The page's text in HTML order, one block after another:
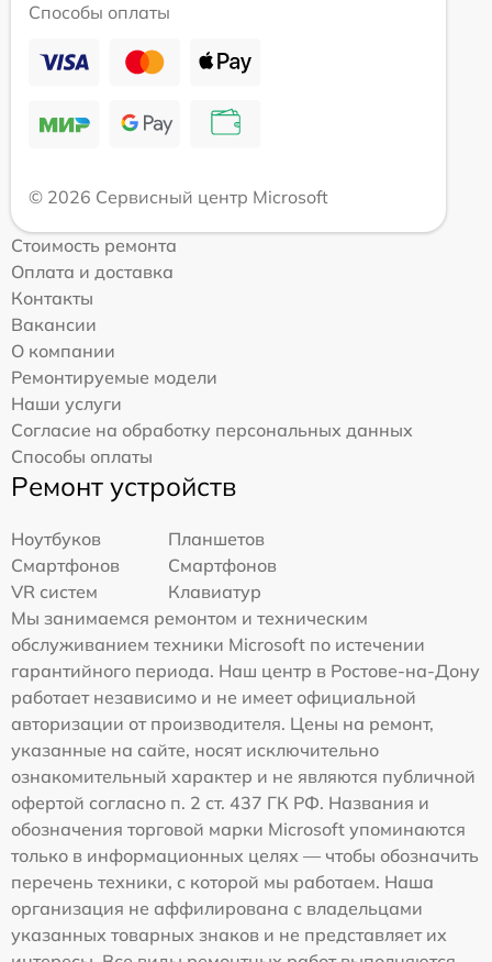
Способы оплаты
© 2026 Сервисный центр Microsoft
Стоимость ремонта
Оплата и доставка
Контакты
Вакансии
О компании
Ремонтируемые модели
Наши услуги
Согласие на обработку персональных данных
Способы оплаты
Ремонт устройств
Ноутбуков
Планшетов
Смартфонов
Смартфонов
VR систем
Клавиатур
Мы занимаемся ремонтом и техническим
обслуживанием техники Microsoft по истечении
гарантийного периода. Наш центр в Ростове-на-Дону
работает независимо и не имеет официальной
авторизации от производителя. Цены на ремонт,
указанные на сайте, носят исключительно
ознакомительный характер и не являются публичной
офертой согласно п. 2 ст. 437 ГК РФ. Названия и
обозначения торговой марки Microsoft упоминаются
только в информационных целях — чтобы обозначить
перечень техники, с которой мы работаем. Наша
организация не аффилирована с владельцами
указанных товарных знаков и не представляет их